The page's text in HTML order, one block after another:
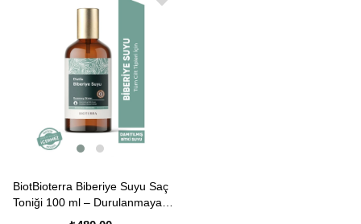
BiotBioterra Biberiye Suyu Saç
Toniği 100 ml – Durulanmayan
Saç ve Saç Derisi Bakım Spreyi